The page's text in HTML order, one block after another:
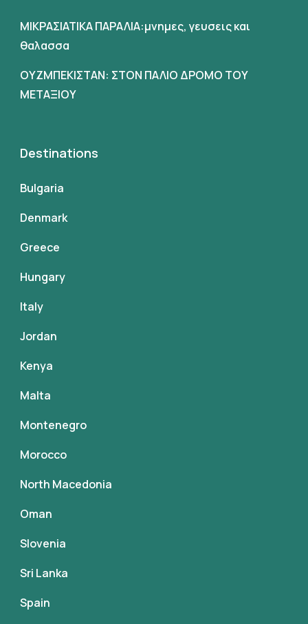
ΜΙΚΡΑΣΙΑΤΙΚΑ ΠΑΡΑΛΙΑ:μνημες, γευσεις και
θαλασσα
ΟΥΖΜΠΕΚΙΣΤΑΝ: ΣΤΟΝ ΠΑΛΙΟ ΔΡΟΜΟ ΤΟΥ
ΜΕΤΑΞΙΟΥ
Destinations
Bulgaria
Denmark
Greece
Hungary
Italy
Jordan
Kenya
Malta
Montenegro
Morocco
North Macedonia
Oman
Slovenia
Sri Lanka
Spain